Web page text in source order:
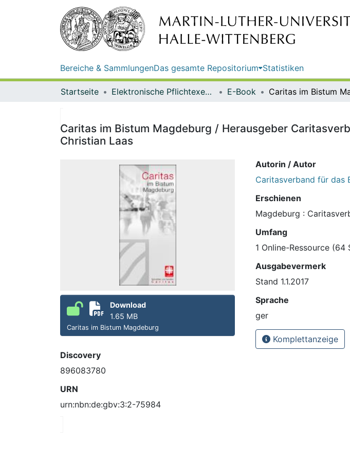
Bereiche & SammlungenDas gesamte Repositorium Statistiken
Startseite Elektronische Pflichtexemplare E-Book
Caritas im Bistum Magdeburg / Herausgeber
Christian Laas
Download
1.65 MB
Caritas im Bistum Magdeburg
Discovery
896083780
URN
urn:nbn:de:gbv:3:2-75984
Autorin / Autor
Caritasverband für das
Erschienen
Magdeburg :
Umfang
1 Online-Ressource (64
Ausgabevermerk
Stand 1.1.2017
Sprache
ger
Komplettanzeige